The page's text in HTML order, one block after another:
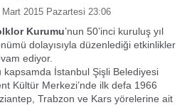
Mart 2015 Pazartesi 23:06
Kurumu’nun 50’inci kuruluş yıl
dolayısıyla düzenlediği etkinlikler
ediyor.
kapsamda İstanbul Şişli Belediyesi
Kültür Merkezi’nde ilk defa 1966
Trabzon ve Kars yörelerine ait